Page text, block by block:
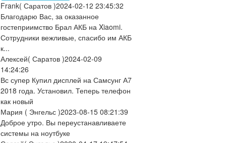
Frank( Саратов )2024-02-12 23:45:32
Благодарю Вас, за оказанное
гостеприимство Брал АКБ на Xiaomi.
Сотрудники вежливые, спасибо им АКБ
к...
Алексей( Саратов )2024-02-09
14:24:26
Вс супер Купил дисплей на Самсунг А7
2018 года. Установил. Теперь телефон
как новый
Мария ( Энгельс )2023-08-15 08:21:39
Доброе утро. Вы переустанавливаете
системы на ноутбуке